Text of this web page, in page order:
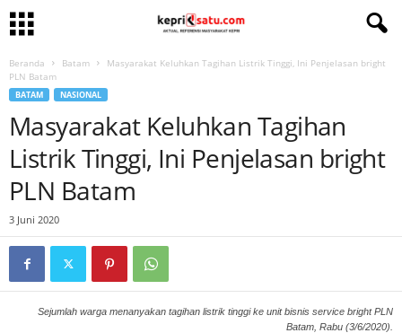
Beranda Batam
Masyarakat Keluhkan Tagihan Listrik Tinggi, Ini Penjelasan bright
PLN Batam
BATAM NASIONAL
Masyarakat Keluhkan Tagihan
Listrik Tinggi, Ini Penjelasan bright
PLN Batam
3 Juni 2020
Sejumlah warga menanyakan tagihan listrik tinggi ke unit bisnis service bright PLN
Batam, Rabu (3/6/2020).